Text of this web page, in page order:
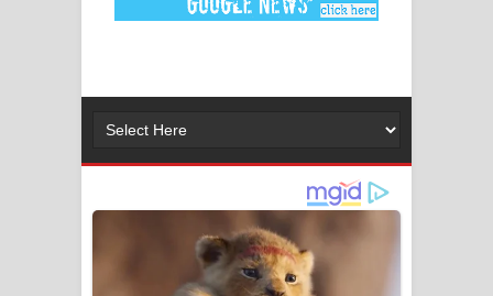
Dai Dai Lyrics - Shakira, Burna Boy |
Lassana Amma Song Lyrics - ලස්සන
Gemak Deela Song Lyrics - ගේමක් දීලා
ගීතයේ පද පෙළ
Niwuna Numba Hinda Song Lyrics -